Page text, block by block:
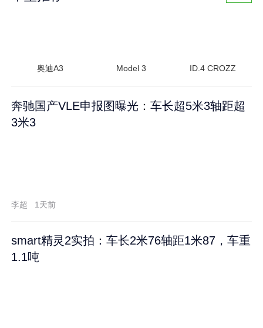
奥迪A3 Model 3 ID.4 CROZZ
奔驰国产VLE申报图曝光：车长超5米3轴距超
3米3
李超 1天前
smart精灵2实拍：车长2米76轴距1米87，车重
1.1吨